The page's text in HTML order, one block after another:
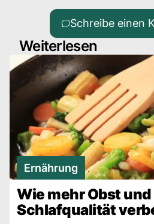
Schreibe einen
Weiterlesen
Ernährung
Wie mehr Obst
Schlafqualität